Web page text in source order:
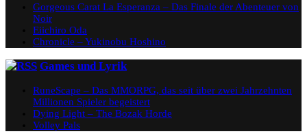
Gorgeous Carat La Esperanza – Das Finale der Abenteuer von
Noir
Eiichiro Oda
Chronicle – Yukinobu Hoshino
Games und Lyrik
RuneScape – Das MMORPG, das seit über zwei Jahrzehnten
Millionen Spieler begeistert
Dying Light – The Bozak Horde
Volley Pals